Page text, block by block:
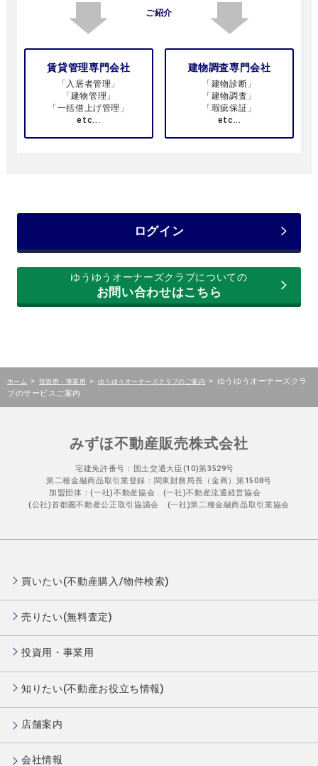
ご紹介
賃貸管理専門会社
「入居者管理」
「建物管理」
「一括借上げ管理」
etc...
建物調査専門会社
「建物診断」
「建物調査」
「瑕疵保証」
etc...
ログイン
ゆうゆうオーナーズクラブについての
お問い合わせはこちら
ホーム > 投資用・事業用 > ゆうゆうオーナーズクラブのご案内 > ゆうゆうオーナーズクラ
ブのサービスご案内
みずほ不動産販売株式会社
宅建免許番号：国土交通大臣(10)第3529号
第二種金融商品取引業登録：関東財務局長（金商）第1508号
加盟団体：(一社)不動産協会 (一社)不動産流通経営協会
(公社)首都圏不動産公正取引協議会 (一社)第二種金融商品取引業協会
買いたい(不動産購入/物件検索)
売りたい(無料査定)
投資用・事業用
知りたい(不動産お役立ち情報)
店舗案内
会社情報